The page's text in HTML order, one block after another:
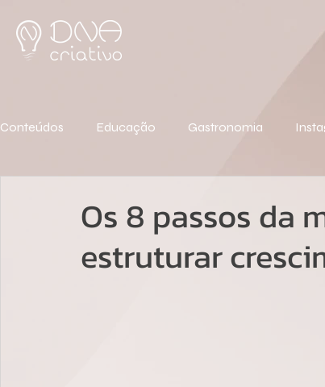
Conteúdos Educação Gastronomia
Os 8 passos da
estruturar